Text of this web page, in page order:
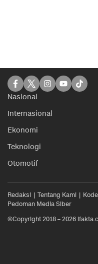
Nasional
Internasional
Ekonomi
Teknologi
Otomotif
Redaksi Tentang Kami
Pedoman Media Siber
©Copyright 2018 – 2026